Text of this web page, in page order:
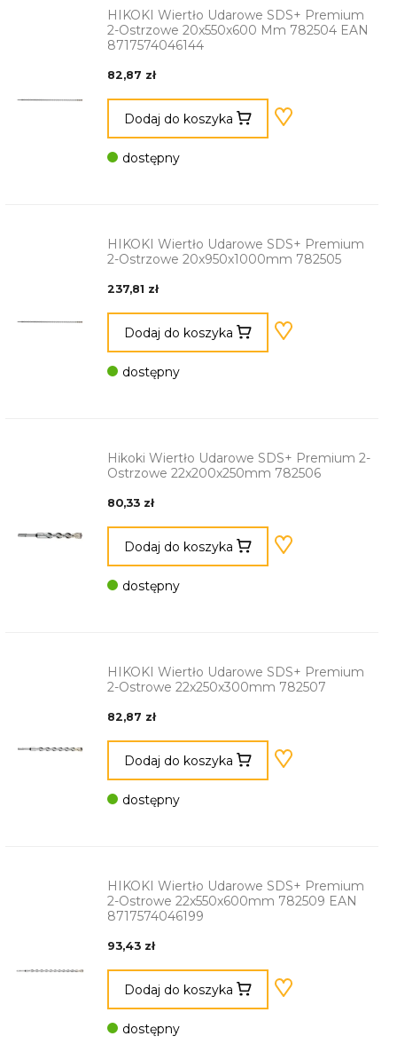
HIKOKI Wiertło Udarowe SDS+ Premium
2-Ostrzowe 20x550x600 Mm 782504 EAN
8717574046144
82,87 zł
Dodaj do koszyka
dostępny
HIKOKI Wiertło Udarowe SDS+ Premium
2-Ostrzowe 20x950x1000mm 782505
237,81 zł
Dodaj do koszyka
dostępny
Hikoki Wiertło Udarowe SDS+ Premium 2-
Ostrzowe 22x200x250mm 782506
80,33 zł
Dodaj do koszyka
dostępny
HIKOKI Wiertło Udarowe SDS+ Premium
2-Ostrowe 22x250x300mm 782507
82,87 zł
Dodaj do koszyka
dostępny
HIKOKI Wiertło Udarowe SDS+ Premium
2-Ostrowe 22x550x600mm 782509 EAN
8717574046199
93,43 zł
Dodaj do koszyka
dostępny